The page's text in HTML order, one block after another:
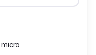
meyakinkan.
buktikan sendiri